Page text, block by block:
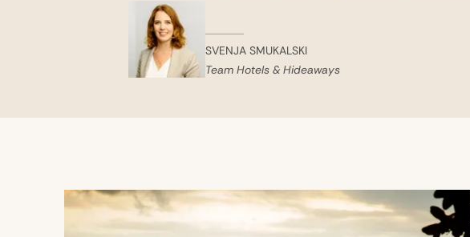
SVENJA SMUKALSKI
Team Hotels & Hideaways